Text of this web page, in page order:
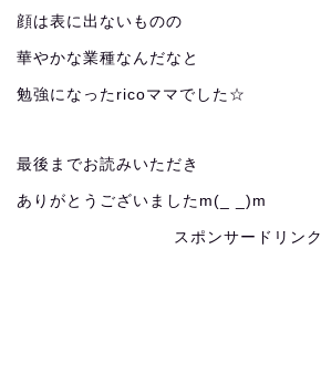
顔は表に出ないものの
華やかな業種なんだなと
勉強になったricoママでした☆
最後までお読みいただき
ありがとうございましたm(_ _)m
スポンサードリンク